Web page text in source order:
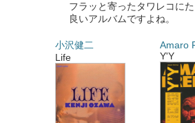
フラッと寄ったタワレコに
良いアルバムですよね。
小沢健二
Life
Amaro
Y'Y